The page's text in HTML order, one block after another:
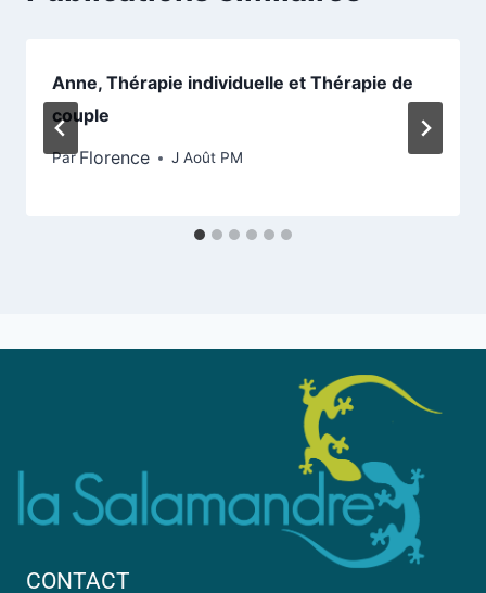
Anne, Thérapie individuelle et Thérapie de
couple
Par Florence J Août PM
CONTACT